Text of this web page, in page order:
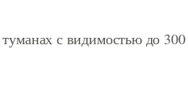
с видимостью до